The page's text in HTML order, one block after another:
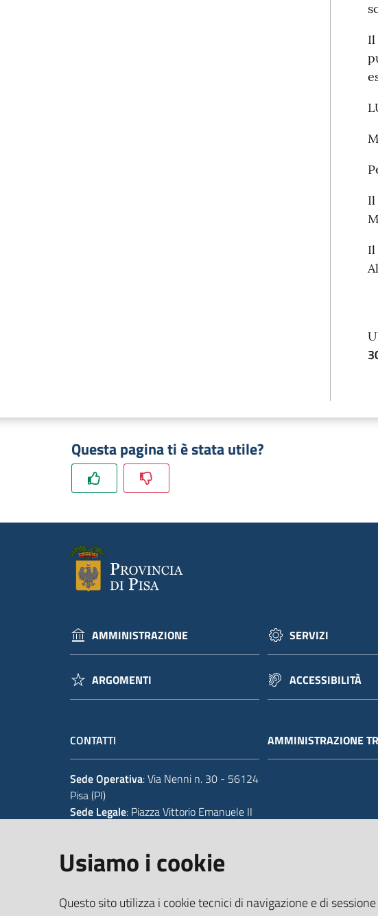
Il
Il
Il
Questa pagina ti è stata utile?
AMMINISTRAZIONE SERVIZI
ARGOMENTI ACCESSIBILITÀ
CONTATTI
Sede Operativa: Via Nenni n. 30 - 56124
Pisa (PI)
Sede Legale: Piazza Vittorio Emanuele II
Tel.+39 050 929111
Email :urp@provincia.pisa.it
AMMINISTRAZIONE
Usiamo i cookie
Questo sito utilizza i cookie tecnici di navigazione e di